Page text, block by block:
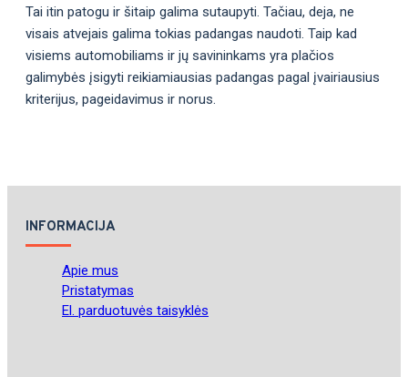
Tai itin patogu ir šitaip galima sutaupyti. Tačiau, deja, ne
visais atvejais galima tokias padangas naudoti. Taip kad
visiems automobiliams ir jų savininkams yra plačios
galimybės įsigyti reikiamiausias padangas pagal įvairiausius
kriterijus, pageidavimus ir norus.
INFORMACIJA
Apie mus
Pristatymas
El. parduotuvės taisyklės